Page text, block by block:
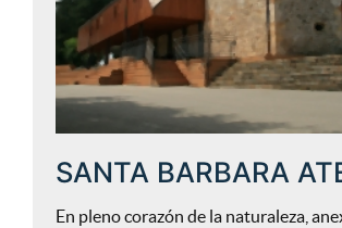
SANTA BARBARA
En pleno corazón de la naturaleza,